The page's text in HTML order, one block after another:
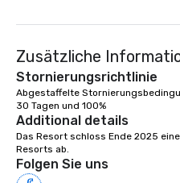
Zusätzliche
Stornierungsrichtlinie
Abgestaffelte
30 Tagen und 100%
Additional details
Das Resort schloss Ende 2025
Resorts ab.
Folgen Sie uns